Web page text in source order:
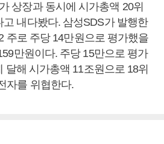
상장과 동시에 시가총액 20위
내다봤다. 삼성SDS가 발행한
주로 주당 14만원으로 평가했을
만원이다. 주당 15만으로 평가
달해 시가총액 11조원으로 18위
자를 위협한다.